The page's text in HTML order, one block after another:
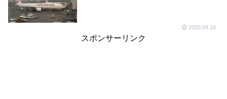
2020.04.16
スポンサーリンク